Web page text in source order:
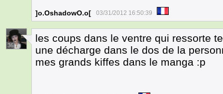
]o.OshadowO.o[ 03/31/2012 16:50:39
36
les coups dans le ventre qui ressorte
une décharge dans le dos de la
mes grands kiffes dans le manga :p